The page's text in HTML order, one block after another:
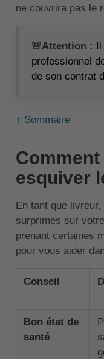
ne couvrira pas le
🚨Attention :
professionnel
de son contrat
↑ Sommaire
esquiver
En tant que
surprimes sur
prenant certaines
pour vous aider
Conseil
Bon état de
santé